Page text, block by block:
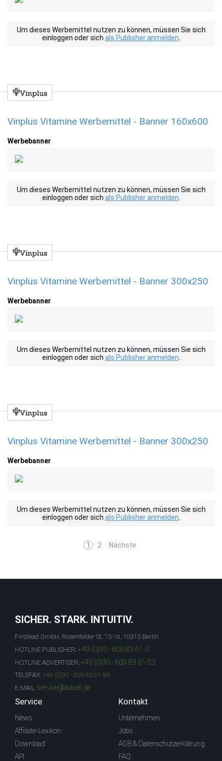
Um dieses Werbemittel nutzen zu können, müssen Sie sich
einloggen oder sich als Publisher anmelden
Vinplus Vitamine Werbemittel - Banner 160x600
Werbebanner
Um dieses Werbemittel nutzen zu können, müssen Sie sich
einloggen oder sich als Publisher anmelden
Vinplus Vitamine Werbemittel - Banner 300x250
Werbebanner
Um dieses Werbemittel nutzen zu können, müssen Sie sich
einloggen oder sich als Publisher anmelden
Vinplus Vitamine Werbemittel - Banner 300x250
Werbebanner
Um dieses Werbemittel nutzen zu können, müssen Sie sich
einloggen oder sich als Publisher anmelden
1 2 Nächste
SICHER. STARK. INTUITIV.
Firstlead GmbH, Rosenfelder St. 15-16, 10315 Berlin
HOTLINE PUBLISHER: +49 (0)30 - 609 83 61-0
HOTLINE ADVERTISER: +49 (0)30 - 609 83 61-23
TELEFAX: +49 (0)30 - 609 83 61-99
E-MAIL: service@adcell.de
Service
News
Affiliate-Lexikon
Download
API
Kontakt
Unternehmen
Jobs
AGB & Datenschutzerklärung
FAQ